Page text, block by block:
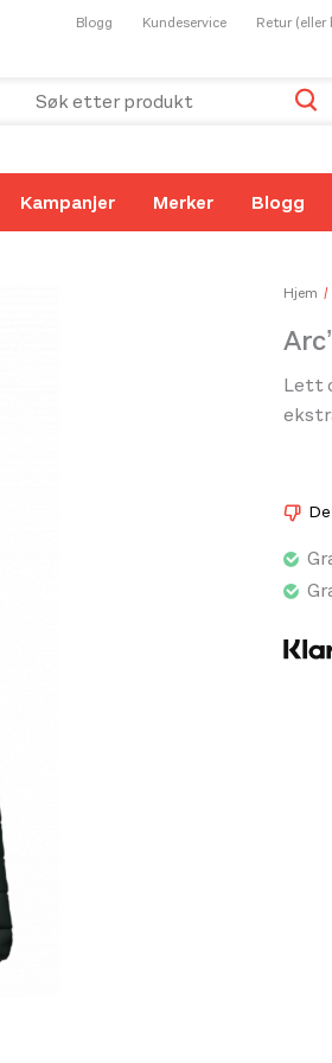
Blogg Kundeservice Retur
Kampanjer Merker Blogg
Hjem
Lett